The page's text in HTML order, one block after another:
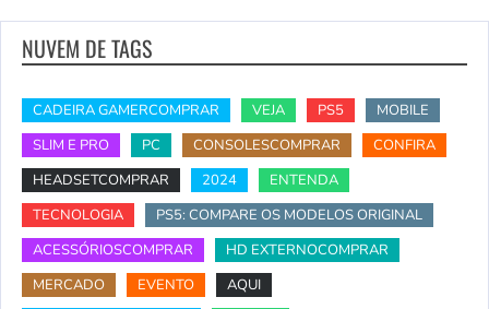
NUVEM DE TAGS
CADEIRA GAMERCOMPRAR VEJA PS5
MOBILE
SLIM E PRO
PC CONSOLESCOMPRAR
CONFIRA
HEADSETCOMPRAR
2024
ENTENDA
TECNOLOGIA
PS5: COMPARE OS MODELOS ORIGINAL
ACESSÓRIOSCOMPRAR
HD EXTERNOCOMPRAR
MERCADO
EVENTO
AQUI